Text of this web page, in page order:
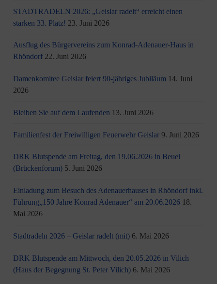
STADTRADELN 2026: „Geislar radelt“ erreicht einen
starken 33. Platz! 23. Juni 2026
Ausflug des Bürgervereins zum Konrad-Adenauer-Haus in
Rhöndorf 22. Juni 2026
Damenkomitee Geislar feiert 90-jähriges Jubiläum 14. Juni
2026
Bleiben Sie auf dem Laufenden 13. Juni 2026
Familienfest der Freiwilligen Feuerwehr Geislar 9. Juni 2026
DRK Blutspende am Freitag, den 19.06.2026 in Beuel
(Brückenforum) 5. Juni 2026
Einladung zum Besuch des Adenauerhauses in Rhöndorf inkl.
Führung„150 Jahre Konrad Adenauer“ am 20.06.2026 18.
Mai 2026
Stadtradeln 2026 – Geislar radelt (mit) 6. Mai 2026
DRK Blutspende am Mittwoch, den 20.05.2026 in Vilich
(Haus der Begegnung St. Peter Vilich) 6. Mai 2026